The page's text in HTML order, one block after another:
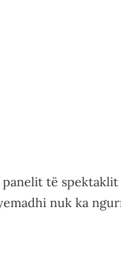
të
nuk ka